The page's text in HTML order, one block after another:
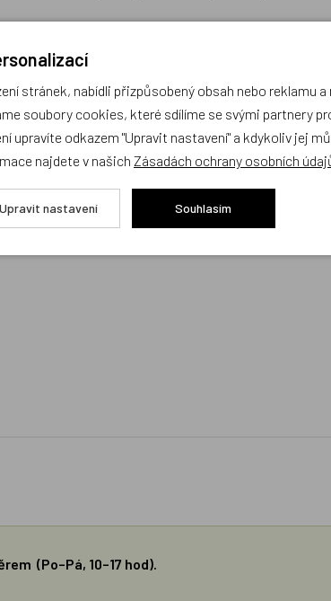
lahví
je šetrná vyrobená na vodní bázi
člen organizace amfori
(Po–Pá, 10–17 hod).
stránek, nabídli přizpůsobený obsah nebo reklamu
soubory cookies, které sdílíme se svými partnery
upravíte odkazem "Upravit nastavení" a kdykoliv jej
najdete v našich Zásadách ochrany osobních
Upravit nastavení Souhlasím